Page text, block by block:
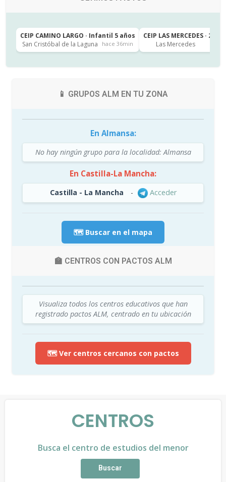
CEIP CAMINO LARGO · Infantil 5 años
San Cristóbal de la Laguna
hace 36min
CEIP LAS MERCEDES · 2º
Las Mercedes
📱 GRUPOS ALM EN TU ZONA
En Almansa:
No hay ningún grupo para la localidad: Almansa
En Castilla-La Mancha:
Castilla - La Mancha - Acceder
🗺️ Buscar en el mapa
🏫 CENTROS CON PACTOS ALM
Visualiza todos los centros educativos que han
registrado pactos ALM, centrado en tu ubicación
🗺️ Ver centros cercanos con pactos
CENTROS
Busca el centro de estudios del menor
Buscar